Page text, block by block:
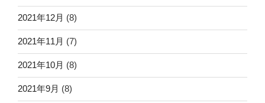
2021年12月 (8)
2021年11月 (7)
2021年10月 (8)
2021年9月 (8)